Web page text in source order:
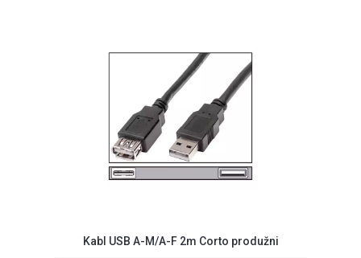
Kabl USB A-M/A-F 2m Corto produžni